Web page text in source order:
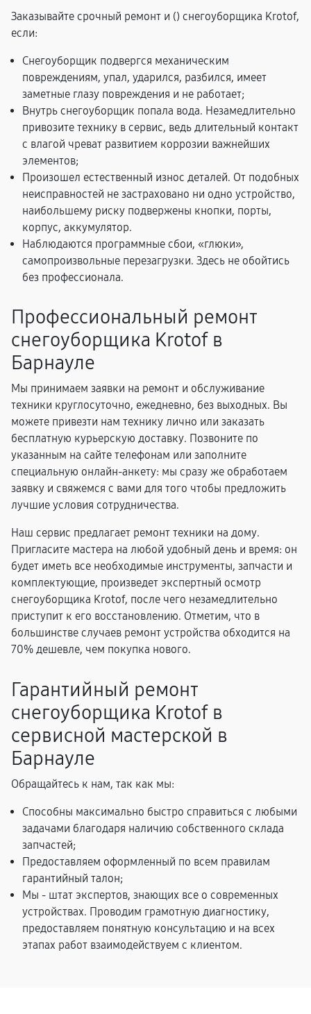
Заказывайте срочный ремонт и () снегоуборщика Krotof,
если:
Снегоуборщик подвергся механическим
повреждениям, упал, ударился, разбился, имеет
заметные глазу повреждения и не работает;
Внутрь снегоуборщик попала вода. Незамедлительно
привозите технику в сервис, ведь длительный контакт
с влагой чреват развитием коррозии важнейших
элементов;
Произошел естественный износ деталей. От подобных
неисправностей не застраховано ни одно устройство,
наибольшему риску подвержены кнопки, порты,
корпус, аккумулятор.
Наблюдаются программные сбои, «глюки»,
самопроизвольные перезагрузки. Здесь не обойтись
без профессионала.
Профессиональный ремонт
снегоуборщика Krotof в
Барнауле
Мы принимаем заявки на ремонт и обслуживание
техники круглосуточно, ежедневно, без выходных. Вы
можете привезти нам технику лично или заказать
бесплатную курьерскую доставку. Позвоните по
указанным на сайте телефонам или заполните
специальную онлайн-анкету: мы сразу же обработаем
заявку и свяжемся с вами для того чтобы предложить
лучшие условия сотрудничества.
Наш сервис предлагает ремонт техники на дому.
Пригласите мастера на любой удобный день и время: он
будет иметь все необходимые инструменты, запчасти и
комплектующие, произведет экспертный осмотр
снегоуборщика Krotof, после чего незамедлительно
приступит к его восстановлению. Отметим, что в
большинстве случаев ремонт устройства обходится на
70% дешевле, чем покупка нового.
Гарантийный ремонт
снегоуборщика Krotof в
сервисной мастерской в
Барнауле
Обращайтесь к нам, так как мы:
Способны максимально быстро справиться с любыми
задачами благодаря наличию собственного склада
запчастей;
Предоставляем оформленный по всем правилам
гарантийный талон;
Мы - штат экспертов, знающих все о современных
устройствах. Проводим грамотную диагностику,
предоставляем понятную консультацию и на всех
этапах работ взаимодействуем с клиентом.